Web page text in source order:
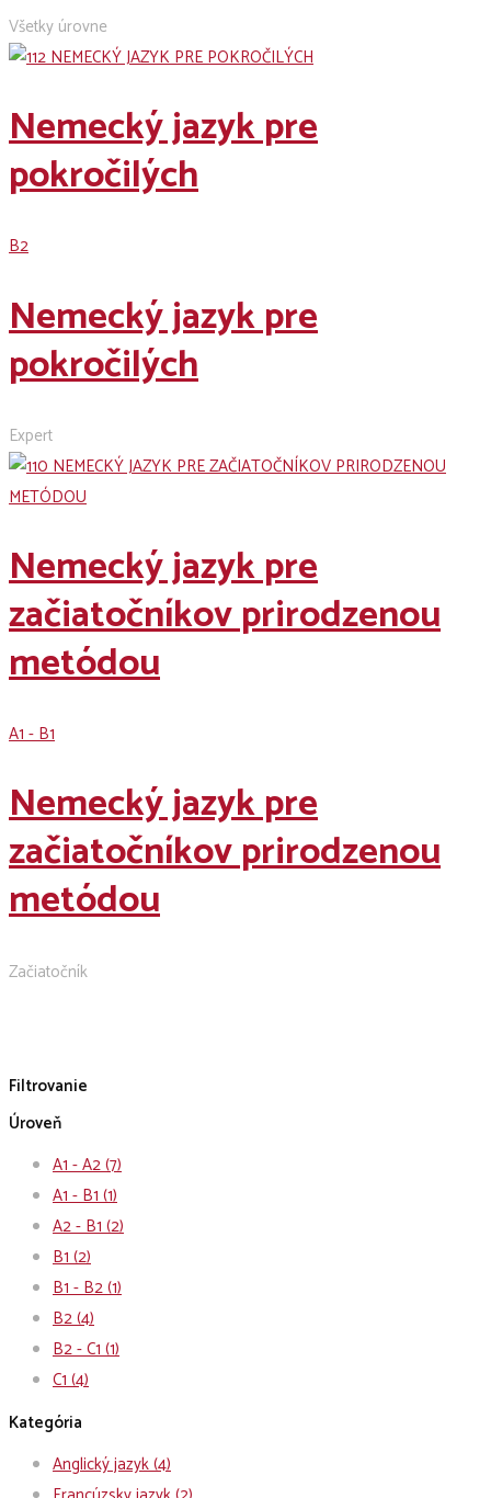
Všetky úrovne
Nemecký jazyk pre
pokročilých
B2
Nemecký jazyk pre
pokročilých
Expert
Nemecký jazyk pre
začiatočníkov prirodzenou
metódou
A1 - B1
Nemecký jazyk pre
začiatočníkov prirodzenou
metódou
Začiatočník
Filtrovanie
Úroveň
A1 - A2(7)
A1 - B1(1)
A2 - B1(2)
B1(2)
B1 - B2(1)
B2(4)
B2 - C1(1)
C1(4)
Kategória
Anglický jazyk(4)